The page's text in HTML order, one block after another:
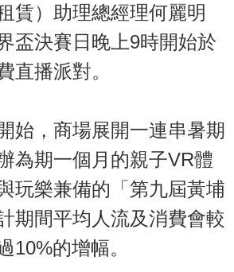
賃）助理總經理何麗明
盃決賽日晚上9時開始於
直播派對。
始，商場展開一連串暑期
為期一個月的親子VR體
玩樂兼備的「第九屆黃埔
期間平均人流及消費會較
10%的增幅。